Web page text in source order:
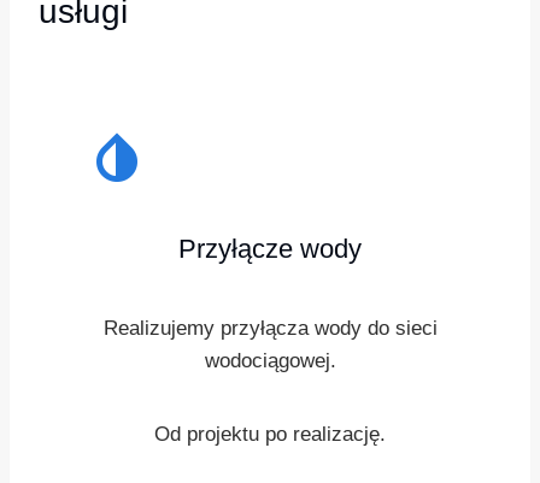
usługi
invert_colors
Przyłącze wody
Realizujemy przyłącza wody do sieci
wodociągowej.
Od projektu po realizację.